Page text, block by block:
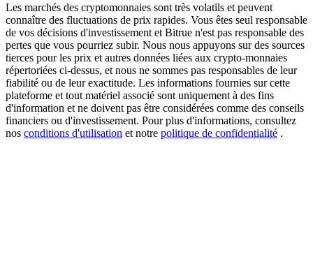
Share 500000 CASHCAT prize pool
Exclusive for BitMart Users
Register & Trade to Win 500,000 USDT
Les marchés des cryptomonnaies sont très volatils et peuvent
connaître des fluctuations de prix rapides. Vous êtes seul responsable
de vos décisions d'investissement et Bitrue n'est pas responsable des
pertes que vous pourriez subir. Nous nous appuyons sur des sources
tierces pour les prix et autres données liées aux crypto-monnaies
répertoriées ci-dessus, et nous ne sommes pas responsables de leur
fiabilité ou de leur exactitude. Les informations fournies sur cette
plateforme et tout matériel associé sont uniquement à des fins
d'information et ne doivent pas être considérées comme des conseils
financiers ou d'investissement. Pour plus d'informations, consultez
nos conditions d'utilisation et notre politique de confidentialité .